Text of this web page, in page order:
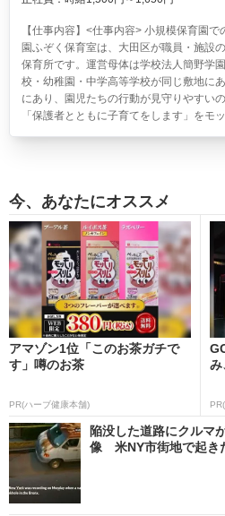
【仕事内容】<仕事内容> 小規模保育園
園ふぞく保育室は、大田区が職員・施設
保育所です。運営母体は学校法人簡野学
校・幼稚園・中学高等学校が同じ敷地に
にあり、園児たちの行動が見守りやすい
「保護者とともに子育てをします」をモ
今、あなたにオススメ
アマゾン1位「このお茶ガチで
す」噂のお茶
PR(ハーブ健康本舗)
み
陥没した道路にクルマ
像 米NY市街地で起き